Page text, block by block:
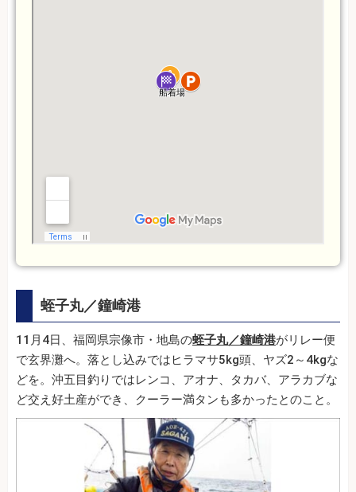
蛭子丸／鐘崎港
11月4日、福岡県宗像市・地島の蛭子丸／鐘崎港がリレー便
で玄界灘へ。落とし込みではヒラマサ5kg頭、ヤズ2～4kgな
どを。沖五目釣りではレンコ、アオナ、タカバ、アラカブな
ど交え好土産ができ、クーラー満タンも多かったとのこと。